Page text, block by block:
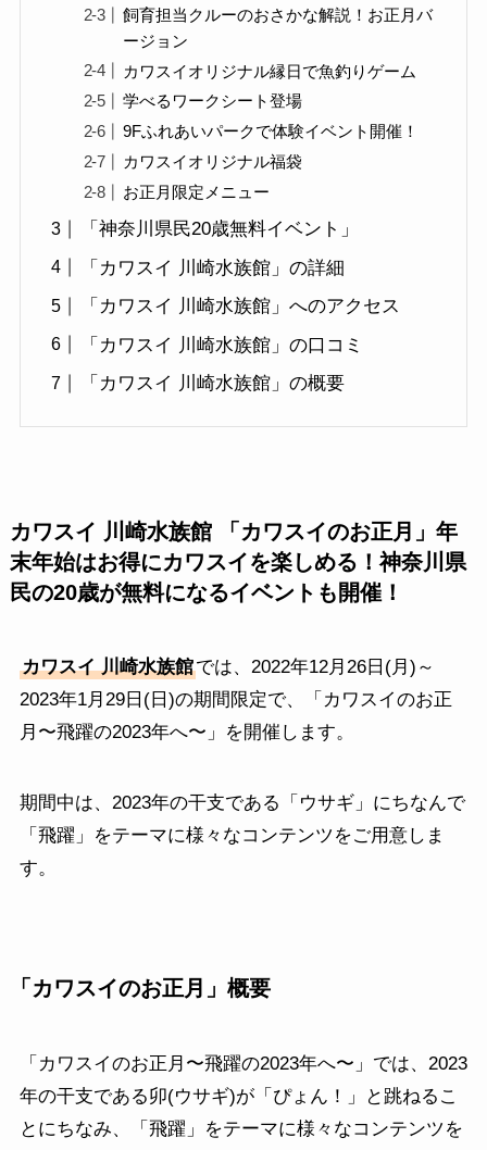
飼育担当クルーのおさかな解説！お正月バ
ージョン
カワスイオリジナル縁日で魚釣りゲーム
学べるワークシート登場
9Fふれあいパークで体験イベント開催！
カワスイオリジナル福袋
お正月限定メニュー
「神奈川県民20歳無料イベント」
「カワスイ 川崎水族館」の詳細
「カワスイ 川崎水族館」へのアクセス
「カワスイ 川崎水族館」の口コミ
「カワスイ 川崎水族館」の概要
カワスイ 川崎水族館 「カワスイのお正月」年
末年始はお得にカワスイを楽しめる！神奈川県
民の20歳が無料になるイベントも開催！
カワスイ 川崎水族館では、2022年12月26日(月)～
2023年1月29日(日)の期間限定で、「カワスイのお正
月〜飛躍の2023年へ〜」を開催します。
期間中は、2023年の干支である「ウサギ」にちなんで
「飛躍」をテーマに様々なコンテンツをご用意しま
す。
「カワスイのお正月」概要
「カワスイのお正月〜飛躍の2023年へ〜」では、2023
年の干支である卯(ウサギ)が「ぴょん！」と跳ねるこ
とにちなみ、「飛躍」をテーマに様々なコンテンツを